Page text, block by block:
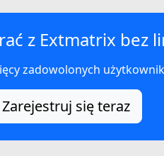
z Extmatrix bez
zadowolonych
Zarejestruj się teraz